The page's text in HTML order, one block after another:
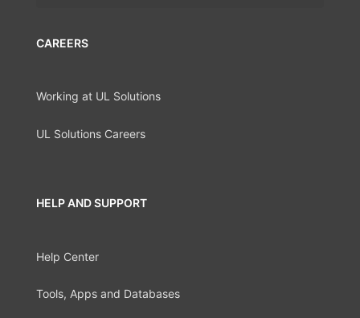
CAREERS
Working at UL Solutions
UL Solutions Careers
HELP AND SUPPORT
Help Center
Tools, Apps and Databases